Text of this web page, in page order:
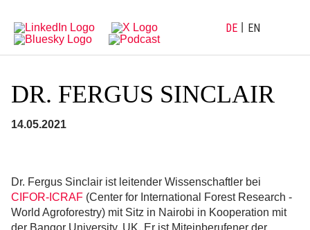
Hauptnavigation
Inhalt
DE EN
DR. FERGUS SINCLAIR
14.05.2021
Dr. Fergus Sinclair ist leitender Wissenschaftler bei
CIFOR-ICRAF (Center for International Forest Research -
World Agroforestry) mit Sitz in Nairobi in Kooperation mit
der Bangor University, UK. Er ist Miteinberufener der